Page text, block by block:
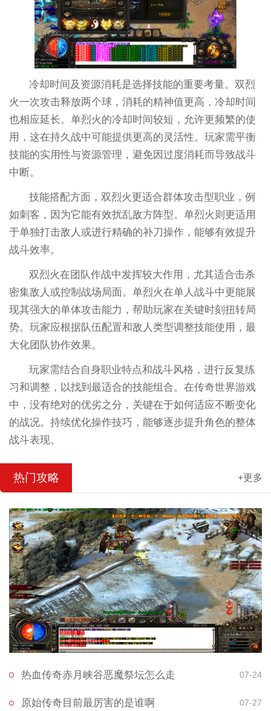
冷却时间及资源消耗是选择技能的重要考量。双烈
火一次攻击释放两个球，消耗的精神值更高，冷却时间
也相应延长。单烈火的冷却时间较短，允许更频繁的使
用，这在持久战中可能提供更高的灵活性。玩家需平衡
技能的实用性与资源管理，避免因过度消耗而导致战斗
中断。
技能搭配方面，双烈火更适合群体攻击型职业，例
如刺客，因为它能有效扰乱敌方阵型。单烈火则更适用
于单独打击敌人或进行精确的补刀操作，能够有效提升
战斗效率。
双烈火在团队作战中发挥较大作用，尤其适合击杀
密集敌人或控制战场局面。单烈火在单人战斗中更能展
现其强大的单体攻击能力，帮助玩家在关键时刻扭转局
势。玩家应根据队伍配置和敌人类型调整技能使用，最
大化团队协作效果。
玩家需结合自身职业特点和战斗风格，进行反复练
习和调整，以找到最适合的技能组合。在传奇世界游戏
中，没有绝对的优劣之分，关键在于如何适应不断变化
的战况。持续优化操作技巧，能够逐步提升角色的整体
战斗表现。
热门攻略 +更多
热血传奇赤月峡谷恶魔祭坛怎么走 07-24
原始传奇目前最厉害的是谁啊 07-27